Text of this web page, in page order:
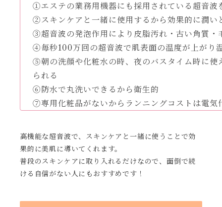
①エステの業務用機器にも採用されている超音波
②スキンケアと一緒に使用するから効果的に潤い
③超音波の発泡作用により皮脂汚れ・古い角質・
④毎秒100万回の超音波で肌表面の温度が上がり
⑤朝の洗顔や化粧水の時、夜のバスタイム時に使
られる
⑥防水で丸洗いできるから衛生的
⑦専用化粧品がないからランニングコストは電気
高機能な超音波で、スキンケアと一緒に使うことで効
果的に美肌に導いてくれます。
普段のスキンケアに取り入れるだけなので、面倒で続
ける自信がない人にもおすすめです！